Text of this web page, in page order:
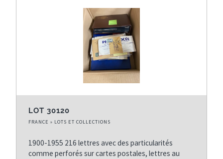
LOT 30120
FRANCE » LOTS ET COLLECTIONS
1900-1955 216 lettres avec des particularités
comme perforés sur cartes postales, lettres au